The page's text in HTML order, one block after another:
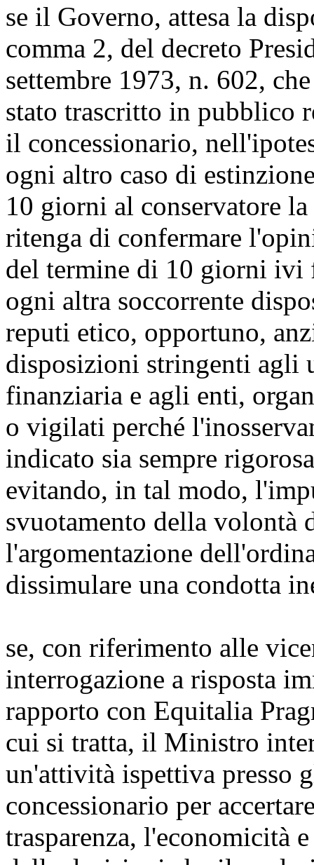
se il Governo, attesa la
comma 2, del decreto
settembre 1973, n. 602,
stato trascritto in pubblico
il concessionario,
ogni altro caso di
10 giorni al conservatore
ritenga di confermare
del termine di 10 giorni ivi
ogni altra soccorrente
reputi etico, opportuno,
disposizioni stringenti agli
finanziaria e agli enti,
o vigilati perché
indicato sia sempre
evitando, in tal modo,
svuotamento della volontà
l'argomentazione
dissimulare una condotta
se, con riferimento alle
interrogazione a risposta
rapporto con Equitalia
cui si tratta, il Ministro
un'attività ispettiva presso
concessionario per
trasparenza, l'economicità